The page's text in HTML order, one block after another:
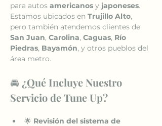
para autos americanos y japoneses.
Estamos ubicados en Trujillo Alto,
pero también atendemos clientes de
San Juan, Carolina, Caguas, Río
Piedras, Bayamón, y otros pueblos del
área metro.
🚘 ¿Qué Incluye Nuestro
Servicio de Tune Up?
🌟 Revisión del sistema de